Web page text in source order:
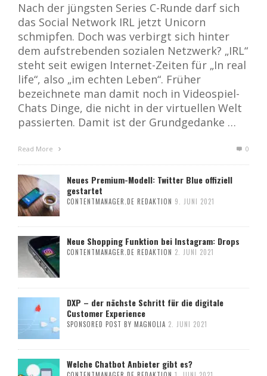
Nach der jüngsten Series C-Runde darf sich
das Social Network IRL jetzt Unicorn
schmipfen. Doch was verbirgt sich hinter
dem aufstrebenden sozialen Netzwerk? „IRL“
steht seit ewigen Internet-Zeiten für „In real
life“, also „im echten Leben“. Früher
bezeichnete man damit noch in Videospiel-
Chats Dinge, die nicht in der virtuellen Welt
passierten. Damit ist der Grundgedanke …
Read More 0
Neues Premium-Modell: Twitter Blue offiziell
gestartet
CONTENTMANAGER.DE REDAKTION 9. JUNI 2021
Neue Shopping Funktion bei Instagram: Drops
CONTENTMANAGER.DE REDAKTION 2. JUNI 2021
DXP – der nächste Schritt für die digitale
Customer Experience
SPONSORED POST BY MAGNOLIA 2. JUNI 2021
Welche Chatbot Anbieter gibt es?